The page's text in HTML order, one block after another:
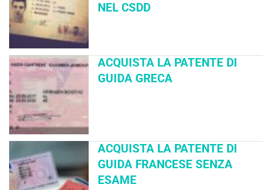
NEL CSDD
ACQUISTA LA PATENTE DI
GUIDA GRECA
ACQUISTA LA PATENTE DI
GUIDA FRANCESE SENZA
ESAME